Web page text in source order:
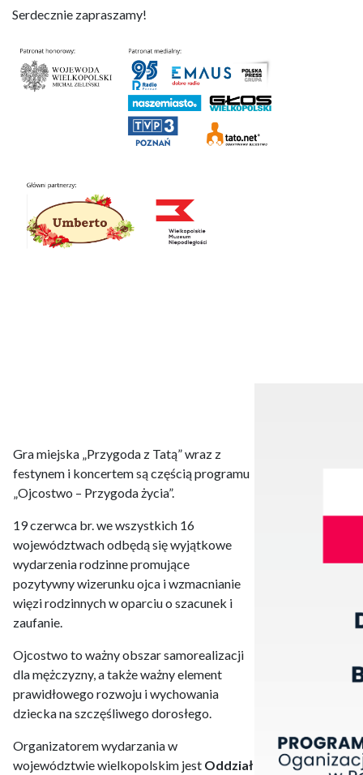
Serdecznie zapraszamy!
Gra miejska „Przygoda z Tatą” wraz z
festynem i koncertem są częścią programu
„Ojcostwo – Przygoda życia”.
19 czerwca br. we wszystkich 16
województwach odbędą się wyjątkowe
wydarzenia rodzinne promujące
pozytywny wizerunku ojca i wzmacnianie
więzi rodzinnych w oparciu o szacunek i
zaufanie.
Ojcostwo to ważny obszar samorealizacji
dla mężczyzny, a także ważny element
prawidłowego rozwoju i wychowania
dziecka na szczęśliwego dorosłego.
Organizatorem wydarzania w
województwie wielkopolskim jest Oddział